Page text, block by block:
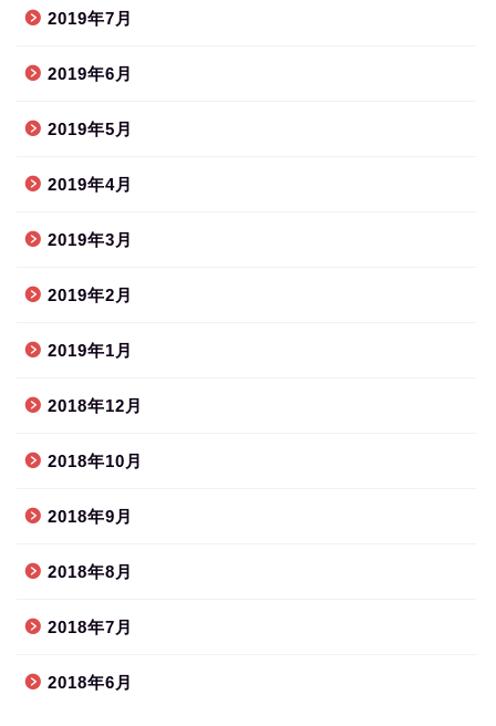
2019年7月
2019年6月
2019年5月
2019年4月
2019年3月
2019年2月
2019年1月
2018年12月
2018年10月
2018年9月
2018年8月
2018年7月
2018年6月